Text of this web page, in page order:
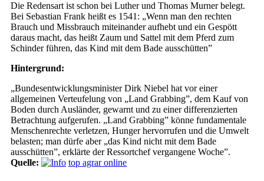
Die Redensart ist schon bei Luther und Thomas Murner belegt.
Bei Sebastian Frank heißt es 1541: „Wenn man den rechten
Brauch und Missbrauch miteinander aufhebt und ein Gespött
daraus macht, das heißt Zaum und Sattel mit dem Pferd zum
Schinder führen, das Kind mit dem Bade ausschütten”
Hintergrund:
„Bundesentwicklungsminister Dirk Niebel hat vor einer
allgemeinen Verteufelung von „Land Grabbing”, dem Kauf von
Boden durch Ausländer, gewarnt und zu einer differenzierten
Betrachtung aufgerufen. „Land Grabbing” könne fundamentale
Menschenrechte verletzen, Hunger hervorrufen und die Umwelt
belasten; man dürfe aber „das Kind nicht mit dem Bade
ausschütten”, erklärte der Ressortchef vergangene Woche”.
Quelle:
top agrar online